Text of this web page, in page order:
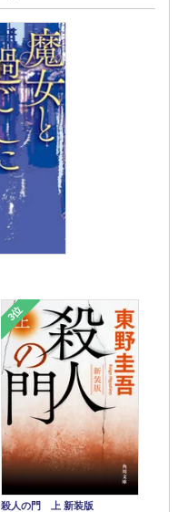
3位
殺人の門 上 新装版